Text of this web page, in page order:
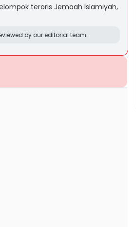
teroris Jemaah Islamiyah,
by our editorial team.